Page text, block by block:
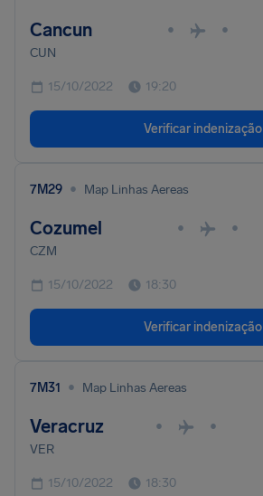
Cancun • •
CUN
15/10/2022 19:20
Verificar indenização
7M29 • Map Linhas Aereas
Cozumel • •
CZM
15/10/2022 18:30
Verificar indenização
7M31 • Map Linhas Aereas
Veracruz • •
VER
15/10/2022 18:30